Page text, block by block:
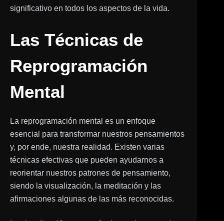
significativo en todos los aspectos de la vida.
Las Técnicas de
Reprogramación
Mental
La reprogramación mental es un enfoque
esencial para transformar nuestros pensamientos
y, por ende, nuestra realidad. Existen varias
técnicas efectivas que pueden ayudarnos a
reorientar nuestros patrones de pensamiento,
siendo la visualización, la meditación y las
afirmaciones algunas de las más reconocidas.